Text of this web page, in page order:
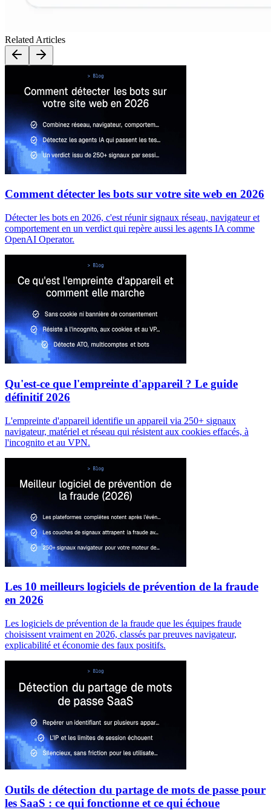
Related Articles
Comment détecter les bots sur votre site web en 2026
Détecter les bots en 2026, c'est réunir signaux réseau, navigateur et
comportement en un verdict qui repère aussi les agents IA comme
OpenAI Operator.
Qu'est-ce que l'empreinte d'appareil ? Le guide
définitif 2026
L'empreinte d'appareil identifie un appareil via 250+ signaux
navigateur, matériel et réseau qui résistent aux cookies effacés, à
l'incognito et au VPN.
Les 10 meilleurs logiciels de prévention de la fraude
en 2026
Les logiciels de prévention de la fraude que les équipes fraude
choisissent vraiment en 2026, classés par preuves navigateur,
explicabilité et économie des faux positifs.
Outils de détection du partage de mots de passe pour
les SaaS : ce qui fonctionne et ce qui échoue